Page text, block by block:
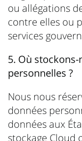
ou allégations
contre elles ou
services
5. Où
personnelles ?
Nous nous
données
données aux
stockage Cloud